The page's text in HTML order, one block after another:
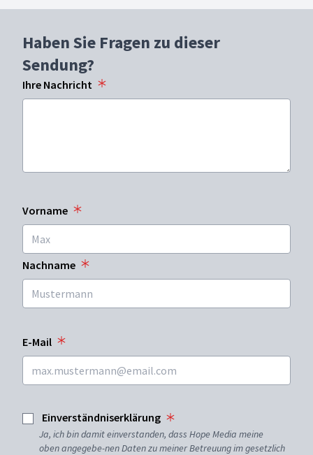
Haben Sie Fragen zu dieser
Sendung?
Ihre Nachricht
Vorname
Nachname
E-Mail
Einverständniserklärung
Ja, ich bin damit einverstanden, dass Hope Media meine
oben angegebe-nen Daten zu meiner Betreuung im gesetzlich